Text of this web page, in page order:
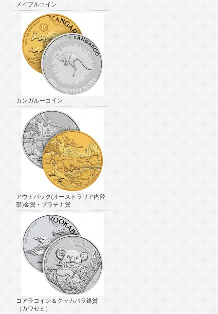
メイプルコイン
カンガルーコイン
アウトバック(オーストラリア内陸
部)金貨・プラチナ貨
コアラコイン＆クッカバラ銀貨
（カワセミ）